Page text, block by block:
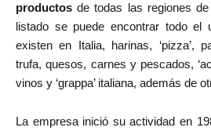
productosde todas las regiones
listado se puede encontrar todo el
existen en Italia, harinas, ‘pizza’,
trufa, quesos, carnes y pescados,
vinos y ‘grappa’ italiana, además de
La empresa inició su actividad en